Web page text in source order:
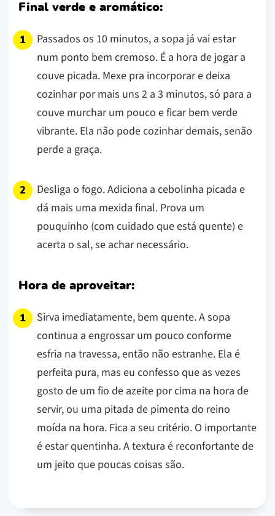
Final verde e aromático:
Passados os 10 minutos, a sopa já vai estar
num ponto bem cremoso. É a hora de jogar a
couve picada. Mexe pra incorporar e deixa
cozinhar por mais uns 2 a 3 minutos, só para a
couve murchar um pouco e ficar bem verde
vibrante. Ela não pode cozinhar demais, senão
perde a graça.
Desliga o fogo. Adiciona a cebolinha picada e
dá mais uma mexida final. Prova um
pouquinho (com cuidado que está quente) e
acerta o sal, se achar necessário.
Hora de aproveitar:
Sirva imediatamente, bem quente. A sopa
continua a engrossar um pouco conforme
esfria na travessa, então não estranhe. Ela é
perfeita pura, mas eu confesso que as vezes
gosto de um fio de azeite por cima na hora de
servir, ou uma pitada de pimenta do reino
moída na hora. Fica a seu critério. O importante
é estar quentinha. A textura é reconfortante de
um jeito que poucas coisas são.